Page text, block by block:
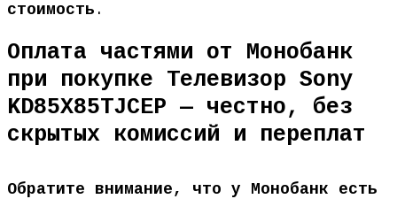
стоимость .
Оплата частями от Монобанк
при покупке Телевизор Sony
KD85X85TJCEP — честно, без
скрытых комиссий и переплат
Обратите внимание, что у Монобанк есть